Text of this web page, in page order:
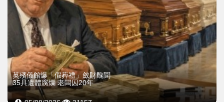
英殯儀館爆「假葬禮」斂財醜聞
35具遺體腐爛 老闆囚20年